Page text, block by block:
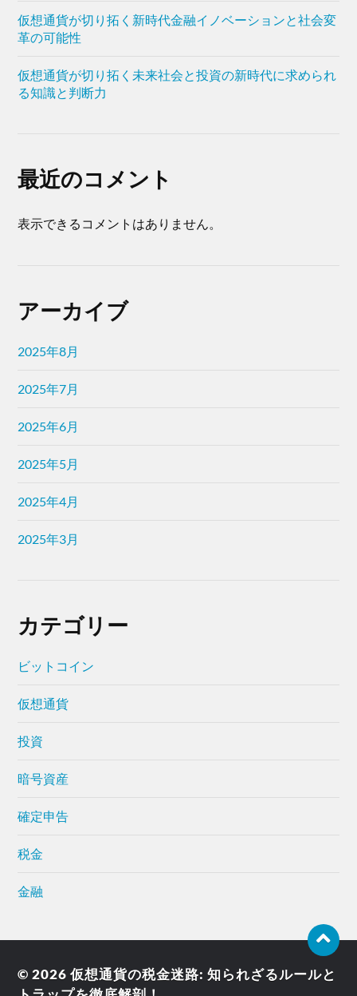
仮想通貨が切り拓く新時代金融イノベーションと社会変
革の可能性
仮想通貨が切り拓く未来社会と投資の新時代に求められ
る知識と判断力
最近のコメント
表示できるコメントはありません。
アーカイブ
2025年8月
2025年7月
2025年6月
2025年5月
2025年4月
2025年3月
カテゴリー
ビットコイン
仮想通貨
投資
暗号資産
確定申告
税金
金融
© 2026仮想通貨の税金迷路: 知られざるルールと